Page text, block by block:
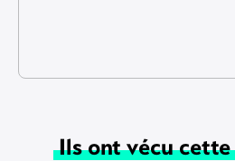
Ils ont vécu